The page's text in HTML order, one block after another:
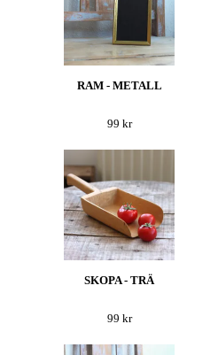
RAM - METALL
99 kr
SKOPA - TRÄ
99 kr